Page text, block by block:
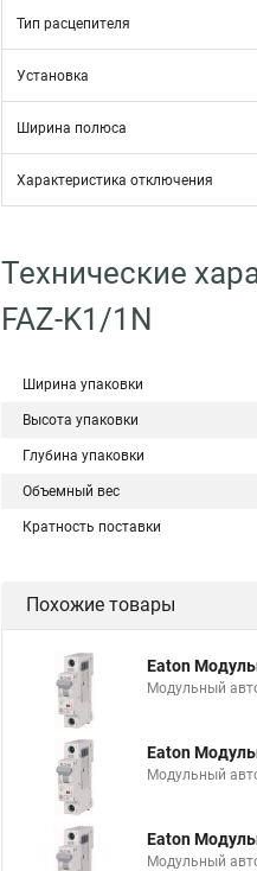
Тип расцепителя
Установка
Ширина полюса
Характеристика отключения
Технические
FAZ-K1/1N
Ширина упаковки
Высота упаковки
Глубина упаковки
Объемный вес
Кратность поставки
Похожие товары
Eaton
Модульный
Eaton
Модульный
Eaton
Модульный